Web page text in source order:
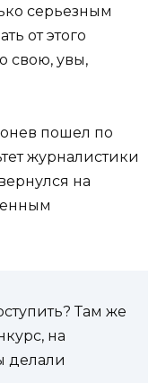
серьезным
от этого
свою, увы,
пошел по
журналистики
на
Там же
на
делали